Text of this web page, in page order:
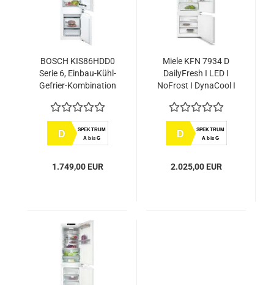
BOSCH KIS86HDD0
Serie 6, Einbau-Kühl-
Gefrier-Kombination
unten, 177.2 x 55.8
cm, Flachscharnier
mit Softeinzug
D
SPEKTRUM
A bis G
1.749,00 EUR
Miele KFN 7934 D
DailyFresh I LED I
NoFrost I DynaCool I
Kühl-
Gefrierkombination
XXL 194cm
Nischenhöhe
D
SPEKTRUM
A bis G
2.025,00 EUR